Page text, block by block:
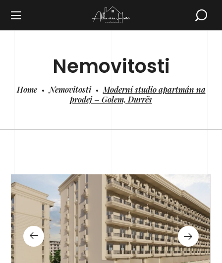
Nemovitosti
Home Nemovitosti
Moderní studio apartmán na
prodej – Golem, Durrës